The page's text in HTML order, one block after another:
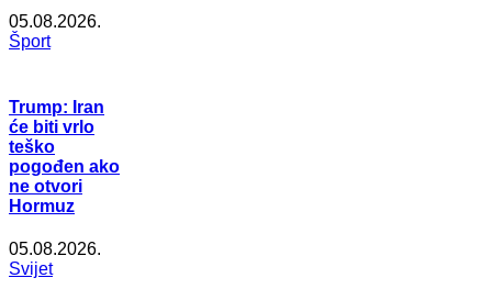
05.08.2026.
Šport
Trump: Iran
će biti vrlo
teško
pogođen ako
ne otvori
Hormuz
05.08.2026.
Svijet